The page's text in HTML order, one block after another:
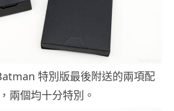
特別版最後附送的兩項配
兩個均十分特別。